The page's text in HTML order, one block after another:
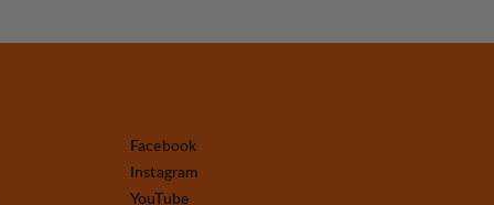
Facebook
Instagram
YouTube